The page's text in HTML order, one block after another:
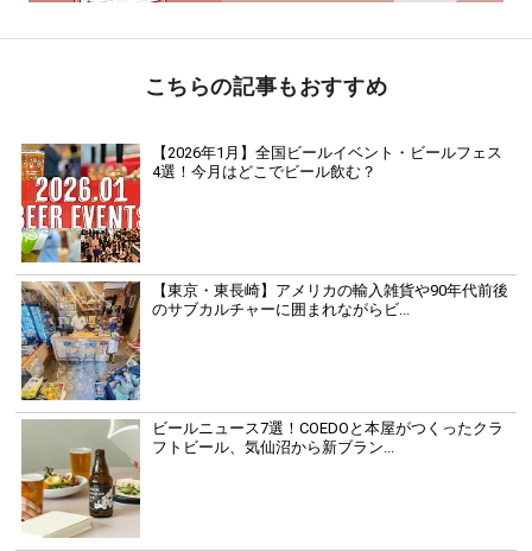
こちらの記事もおすすめ
【2026年1月】全国ビールイベント・ビールフェス
4選！今月はどこでビール飲む？
【東京・東長崎】アメリカの輸入雑貨や90年代前後
のサブカルチャーに囲まれながらビ...
ビールニュース7選！COEDOと本屋がつくったクラ
フトビール、気仙沼から新ブラン...